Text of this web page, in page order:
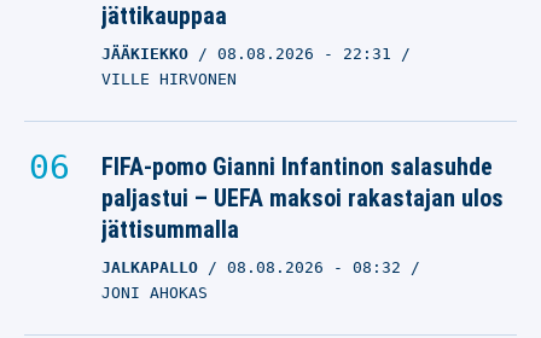
jättikauppaa
JÄÄKIEKKO 08.08.2026 - 22:31
VILLE HIRVONEN
FIFA-pomo Gianni Infantinon salasuhde
paljastui – UEFA maksoi rakastajan ulos
jättisummalla
JALKAPALLO 08.08.2026 - 08:32
JONI AHOKAS